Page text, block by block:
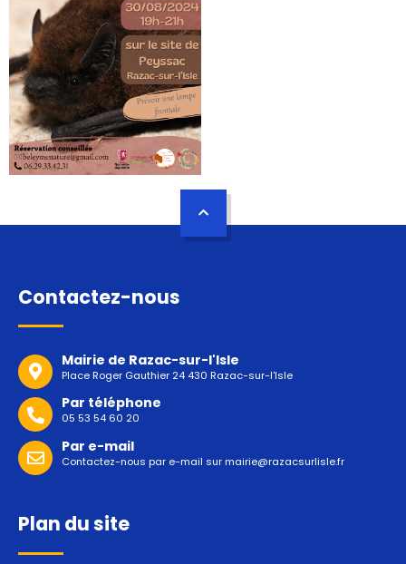
Contactez-nous
Mairie de Razac-sur-l'Isle
Place Roger Gauthier 24 430 Razac-sur-l'Isle
Par téléphone
05 53 54 60 20
Par e-mail
Contactez-nous par e-mail surmairie@razacsurlisle.fr
Plan du site